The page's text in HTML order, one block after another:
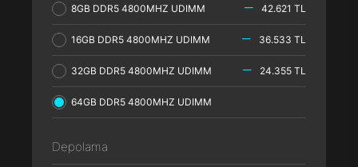
8GB DDR5 4800MHZ UDIMM 42.621 TL
16GB DDR5 4800MHZ UDIMM 36.533 TL
32GB DDR5 4800MHZ UDIMM 24.355 TL
64GB DDR5 4800MHZ UDIMM
Depolama